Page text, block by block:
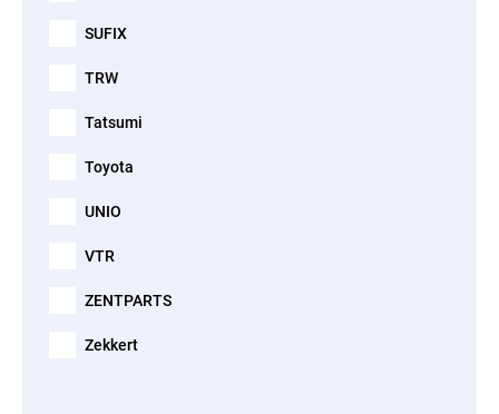
SUFIX
TRW
Tatsumi
Toyota
UNIO
VTR
ZENTPARTS
Zekkert